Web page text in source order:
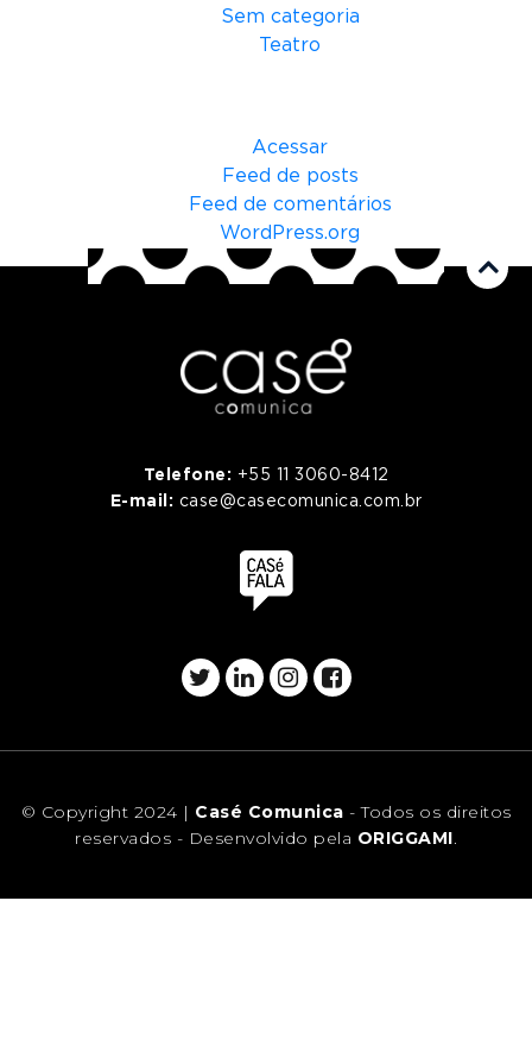
Sem categoria
Teatro
Acessar
Feed de posts
Feed de comentários
WordPress.org
Telefone: +55 11 3060-8412
E-mail: case@casecomunica.com.br
© Copyright 2024 | Casé Comunica - Todos os direitos
reservados - Desenvolvido pela ORIGGAMI.